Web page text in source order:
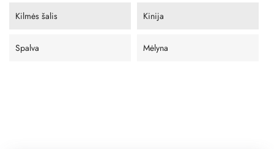
Kilmės šalis Kinija
Spalva Mėlyna